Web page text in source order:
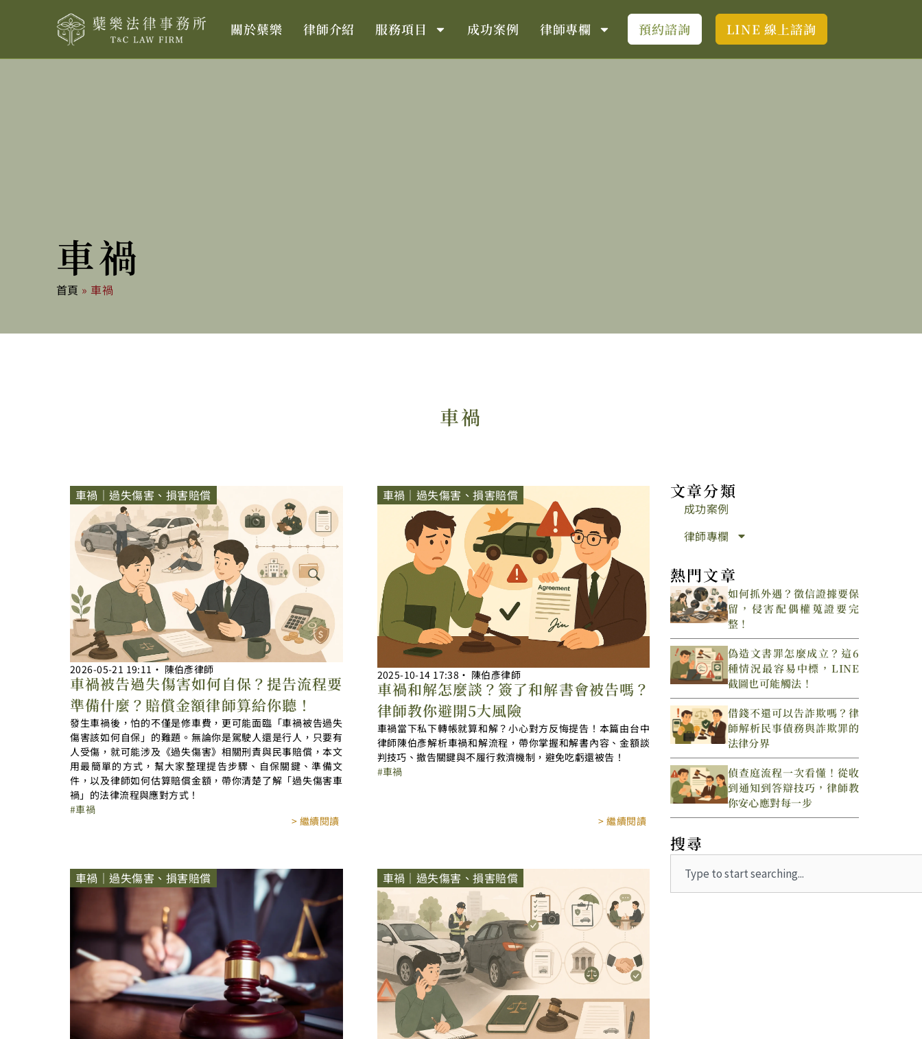
關於蘗樂 律師介紹 服務項目 成功案例 律師專欄 預約諮詢 LINE 線上諮詢
車禍
首頁 » 車禍
車禍
車禍｜過失傷害、損害賠償
2026-05-21 19:11 ‧ 陳伯彥律師
車禍被告過失傷害如何自保？提告流程要
準備什麼？賠償金額律師算給你聽！
發生車禍後，怕的不僅是修車費，更可能面臨「車禍被告過失
傷害該如何自保」的難題。無論你是駕駛人還是行人，只要有
人受傷，就可能涉及《過失傷害》相關刑責與民事賠償，本文
用最簡單的方式，幫大家整理提告步驟、自保關鍵、準備文
件，以及律師如何估算賠償金額，帶你清楚了解「過失傷害車
禍」的法律流程與應對方式！
車禍
> 繼續閱讀
車禍｜過失傷害、損害賠償
2025-10-14 17:38 ‧ 陳伯彥律師
車禍和解怎麼談？簽了和解書會被告嗎？
律師教你避開5大風險
車禍當下私下轉帳就算和解？小心對方反悔提告！本篇由台中
律師陳伯彥解析車禍和解流程，帶你掌握和解書內容、金額談
判技巧、撤告關鍵與不履行救濟機制，避免吃虧還被告！
車禍
> 繼續閱讀
車禍｜過失傷害、損害賠償 車禍｜過失傷害、損害賠償
文章分類
成功案例
律師專欄
熱門文章
如何抓外遇？徵信證據要保
留，侵害配偶權蒐證要完
整！
偽造文書罪怎麼成立？這6
種情況最容易中標，LINE
截圖也可能觸法！
借錢不還可以告詐欺嗎？律
師解析民事債務與詐欺罪的
法律分界
偵查庭流程一次看懂！從收
到通知到答辯技巧，律師教
你安心應對每一步
搜尋